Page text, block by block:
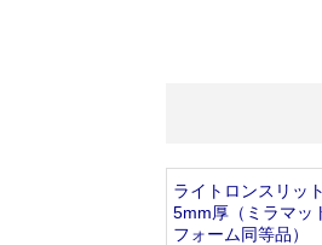
ライトロンスリッ
5mm厚（ミラマッ
フォーム同等品）